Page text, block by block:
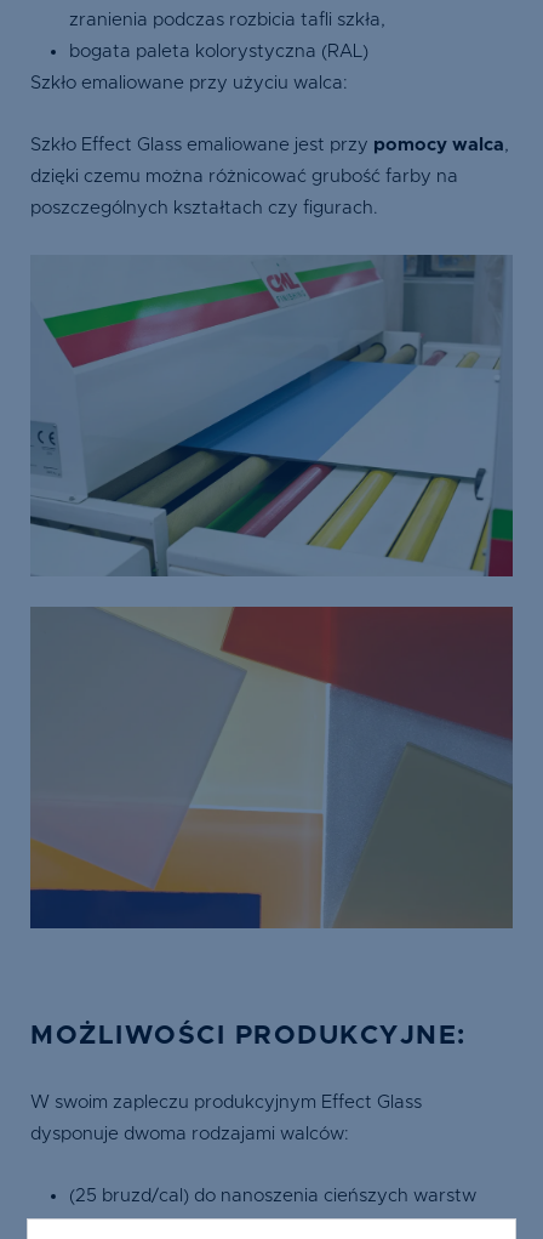
zranienia podczas rozbicia tafli szkła,
bogata paleta kolorystyczna (RAL)
Szkło emaliowane przy użyciu walca:
Szkło Effect Glass emaliowane jest przy pomocy walca,
dzięki czemu można różnicować grubość farby na
poszczególnych kształtach czy figurach.
MOŻLIWOŚCI PRODUKCYJNE:
W swoim zapleczu produkcyjnym Effect Glass
dysponuje dwoma rodzajami walców:
(25 bruzd/cal) do nanoszenia cieńszych warstw